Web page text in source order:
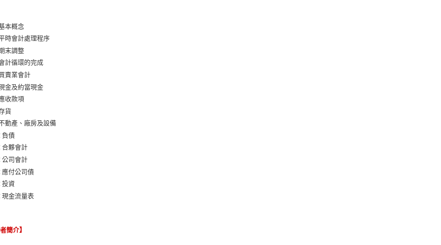
本概念
時會計處理程序
末調整
計循環的完成
賣業會計
金及約當現金
收款項
貨
動產、廠房及設備
負債
合夥會計
公司會計
應付公司債
投資
現金流量表
簡介】